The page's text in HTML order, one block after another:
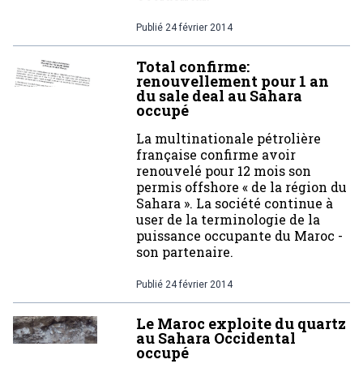
Publié 24 février 2014
Total confirme:
renouvellement pour 1 an
du sale deal au Sahara
occupé
La multinationale pétrolière
française confirme avoir
renouvelé pour 12 mois son
permis offshore « de la région du
Sahara ». La société continue à
user de la terminologie de la
puissance occupante du Maroc -
son partenaire.
Publié 24 février 2014
Le Maroc exploite du quartz
au Sahara Occidental
occupé